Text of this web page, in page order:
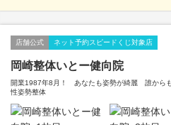
店舗公式 ネット予約スピードくじ対象店
岡崎整体いとー健向院
開業1987年8月！ あなたも姿勢が綺麗 誰から
性姿勢整体